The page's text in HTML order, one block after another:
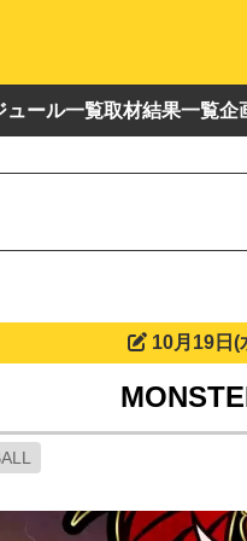
ュール一覧取材結果一覧企
10月19日(